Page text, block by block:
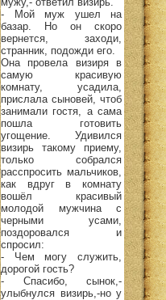
- Мой муж ушел на
базар. Но он скоро
вернется, заходи,
странник, подожди его.
Она провела визиря в
самую красивую
комнату, усадила,
прислала сыновей, чтоб
занимали гостя, а сама
пошла готовить
угощение. Удивился
визирь такому приему,
только собрался
расспросить мальчиков,
как вдруг в комнату
вошёл красивый
молодой мужчина с
черными усами,
поздоровался и
спросил:
- Чем могу служить,
дорогой гость?
- Спасибо, сынок,-
улыбнулся визирь,-но у